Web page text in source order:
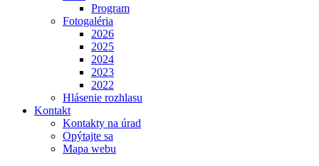
Program
Fotogaléria
2026
2025
2024
2023
2022
Hlásenie rozhlasu
Kontakt
Kontakty na úrad
Opýtajte sa
Mapa webu